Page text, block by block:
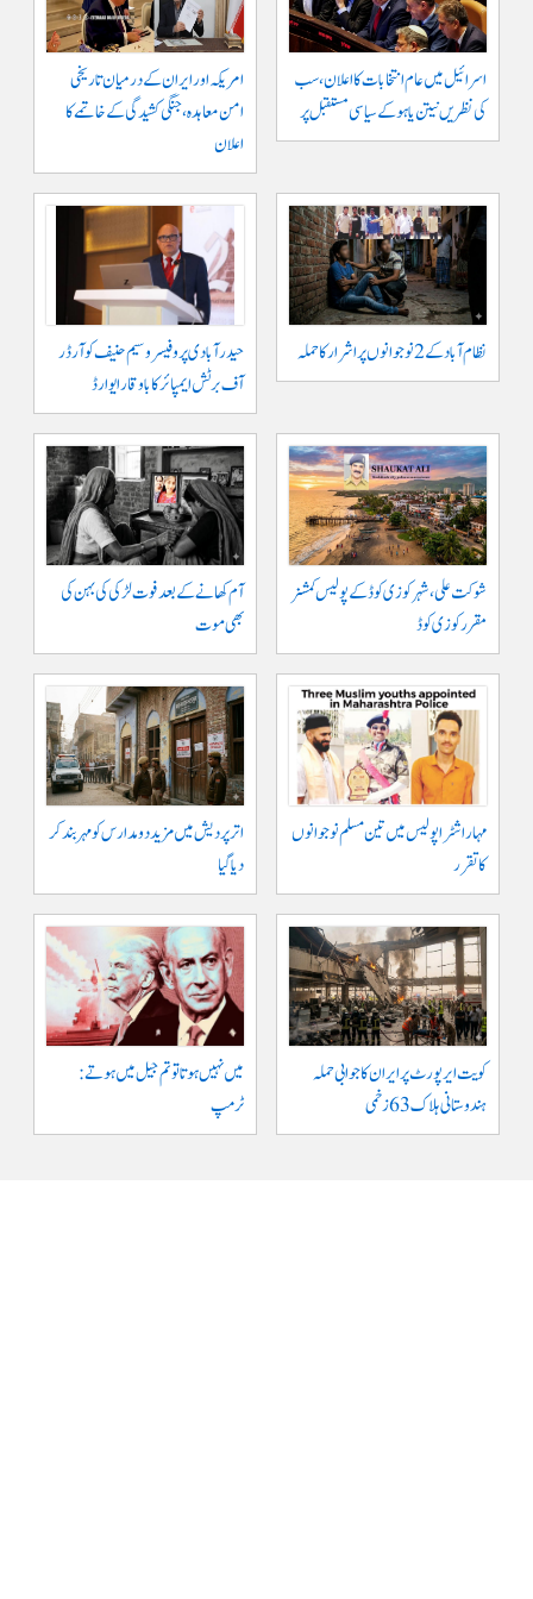
اسرائیل میں عام انتخابات کا اعلان، سب
کی نظریں نیتن یاہو کے سیاسی مستقبل پر
امریکہ اور ایران کے درمیان تاریخی
امن معاہدہ، جنگی کشیدگی کے خاتمے کا
اعلان
نظام آباد کے 2 نوجوانوں پر اشرار کا حملہ
حیدر آبادی پر و فیسر وسیم حنیف کو آرڈر
آف برٹش ایمپائر کا باوقار ایوارڈ
شوکت علی ، شہر کوزی کوڈ کے پولیس کمشنر
مقرر کوزی کوڈ
آم کھانے کے بعد فوت لڑکی کی بہن کی
بھی موت
مہاراشٹرا پولیس میں تین مسلم نو جوانوں
کا تقرر
اتر پردیش میں مزید دو مدارس کو مہر بند کر
دیا گیا
کویت ایر پورٹ پر ایران کا جوابی حملہ
ہندوستانی ہلاک 63 زخمی
میں نہیں ہوتا تو تم جیل میں ہوتے :
ٹرمپ